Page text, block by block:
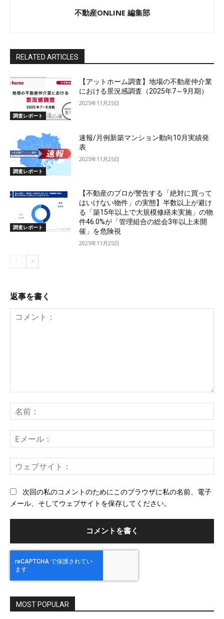
不動産ONLINE 編集部
RELATED ARTICLES
調査レポート
【アットホーム調査】地場の不動産仲介業
における景況感調査（2025年7～9月期）
2025年11月25日
調査レポート
速報/月例新築マンション動向10月実績発
表
2025年11月25日
調査レポート
【不動産のプロが警告する「絶対に買って
はいけない物件」の実態】半数以上が避け
る「築15年以上で大規模修繕未実施」の物
件46.0%が「管理組合の総会3年以上未開
催」を危険視
2025年11月25日
返事を書く
ン
ト：
前
メ
ー
ェ
次回の私のコメントのためにこのブラウザに私の名前、電子
メール、そしてウェブサイトを保存してください。
MOST POPULAR